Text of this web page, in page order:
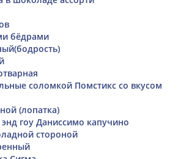
бёдрами
соломкой Помстикс со вкусом
(лопатка)
гоу Даниссимо капучино
стороной